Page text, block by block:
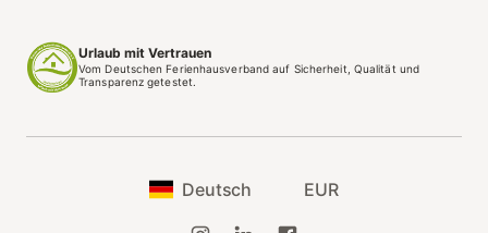
Urlaub mit Vertrauen
Vom Deutschen Ferienhausverband auf Sicherheit, Qualität und
Transparenz getestet.
Deutsch EUR